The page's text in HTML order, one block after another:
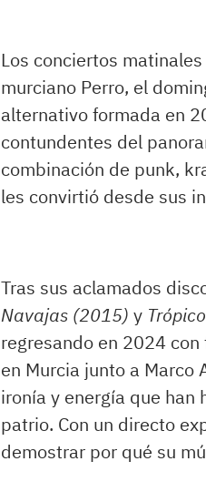
Los conciertos
murciano Perro, el
alternativo formada en
contundentes del
combinación de punk,
les convirtió desde sus
Tras sus aclamados
Navajas (2015) y
regresando en 2024
en Murcia junto a Marco
ironía y energía que
patrio. Con un directo
demostrar por qué su